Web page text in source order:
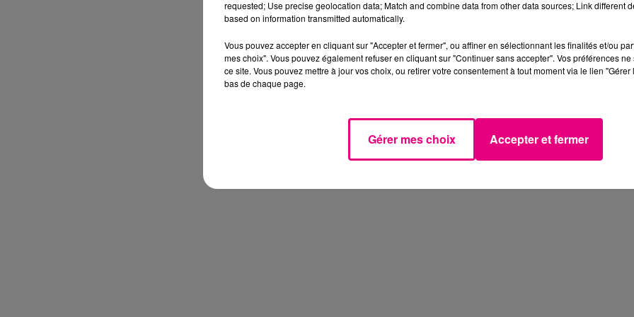
requested; Use precise geolocation data; Match and combine data from other data sources; Link different
based on information transmitted automatically.
Vous pouvez accepter en cliquant sur "Accepter et fermer", ou affiner en sélectionnant les finalités et/ou
mes choix". Vous pouvez également refuser en cliquant sur "Continuer sans accepter". Vos préférences
ce site. Vous pouvez mettre à jour vos choix, ou retirer votre consentement à tout moment via le lien
bas de chaque page.
Gérer mes choix Accepter et fermer